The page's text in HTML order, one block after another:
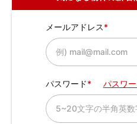
メールアドレス
パスワード パスワ